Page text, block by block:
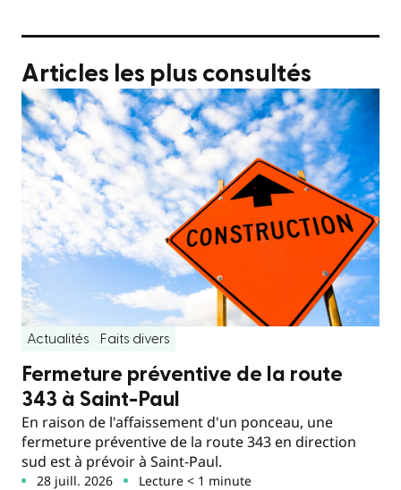
Articles les plus consultés
Actualités Faits divers
Fermeture préventive de la route
343 à Saint-Paul
En raison de l'affaissement d'un ponceau, une
fermeture préventive de la route 343 en direction
sud est à prévoir à Saint-Paul.
28 juill. 2026 Lecture < 1 minute